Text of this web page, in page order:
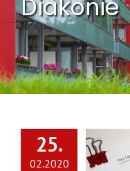
Diakonie
25.
02.2020